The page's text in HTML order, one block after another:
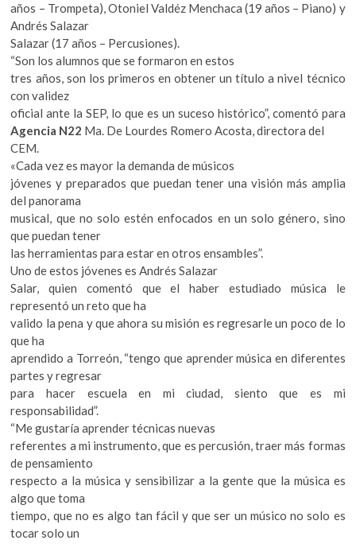
años – Trompeta), Otoniel Valdéz Menchaca (19 años – Piano) y
Andrés Salazar
Salazar (17 años – Percusiones).
“Son los alumnos que se formaron en estos
tres años, son los primeros en obtener un título a nivel técnico
con validez
oficial ante la SEP, lo que es un suceso histórico”, comentó para
Agencia N22 Ma. De Lourdes Romero Acosta, directora del
CEM.
«Cada vez es mayor la demanda de músicos
jóvenes y preparados que puedan tener una visión más amplia
del panorama
musical, que no solo estén enfocados en un solo género, sino
que puedan tener
las herramientas para estar en otros ensambles”.
Uno de estos jóvenes es Andrés Salazar
Salar, quien comentó que el haber estudiado música le
representó un reto que ha
valido la pena y que ahora su misión es regresarle un poco de lo
que ha
aprendido a Torreón, “tengo que aprender música en diferentes
partes y regresar
para hacer escuela en mi ciudad, siento que es mi
responsabilidad”.
“Me gustaría aprender técnicas nuevas
referentes a mi instrumento, que es percusión, traer más formas
de pensamiento
respecto a la música y sensibilizar a la gente que la música es
algo que toma
tiempo, que no es algo tan fácil y que ser un músico no solo es
tocar solo un